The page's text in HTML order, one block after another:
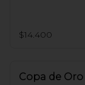
$14.400
Copa de Oro